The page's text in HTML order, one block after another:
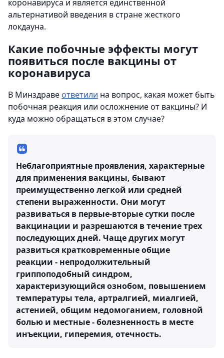
коронавируса и является единственной
альтернативой введения в стране жесткого
локдауна.
Какие побочные эффекты могут
появиться после вакцины от
коронавируса
В Минздраве ответили на вопрос, какая может быть
побочная реакция или осложнение от вакцины? И
куда можно обращаться в этом случае?
Неблагоприятные проявления, характерные
для применения вакцины, бывают
преимущественно легкой или средней
степени выраженности. Они могут
развиваться в первые-вторые сутки после
вакцинации и разрешаются в течение трех
последующих дней. Чаще других могут
развиться кратковременные общие
реакции - непродолжительный
гриппоподобный синдром,
характеризующийся ознобом, повышением
температуры тела, артралгией, миалгией,
астенией, общим недомоганием, головной
болью и местные - болезненность в месте
инъекции, гиперемия, отечность.